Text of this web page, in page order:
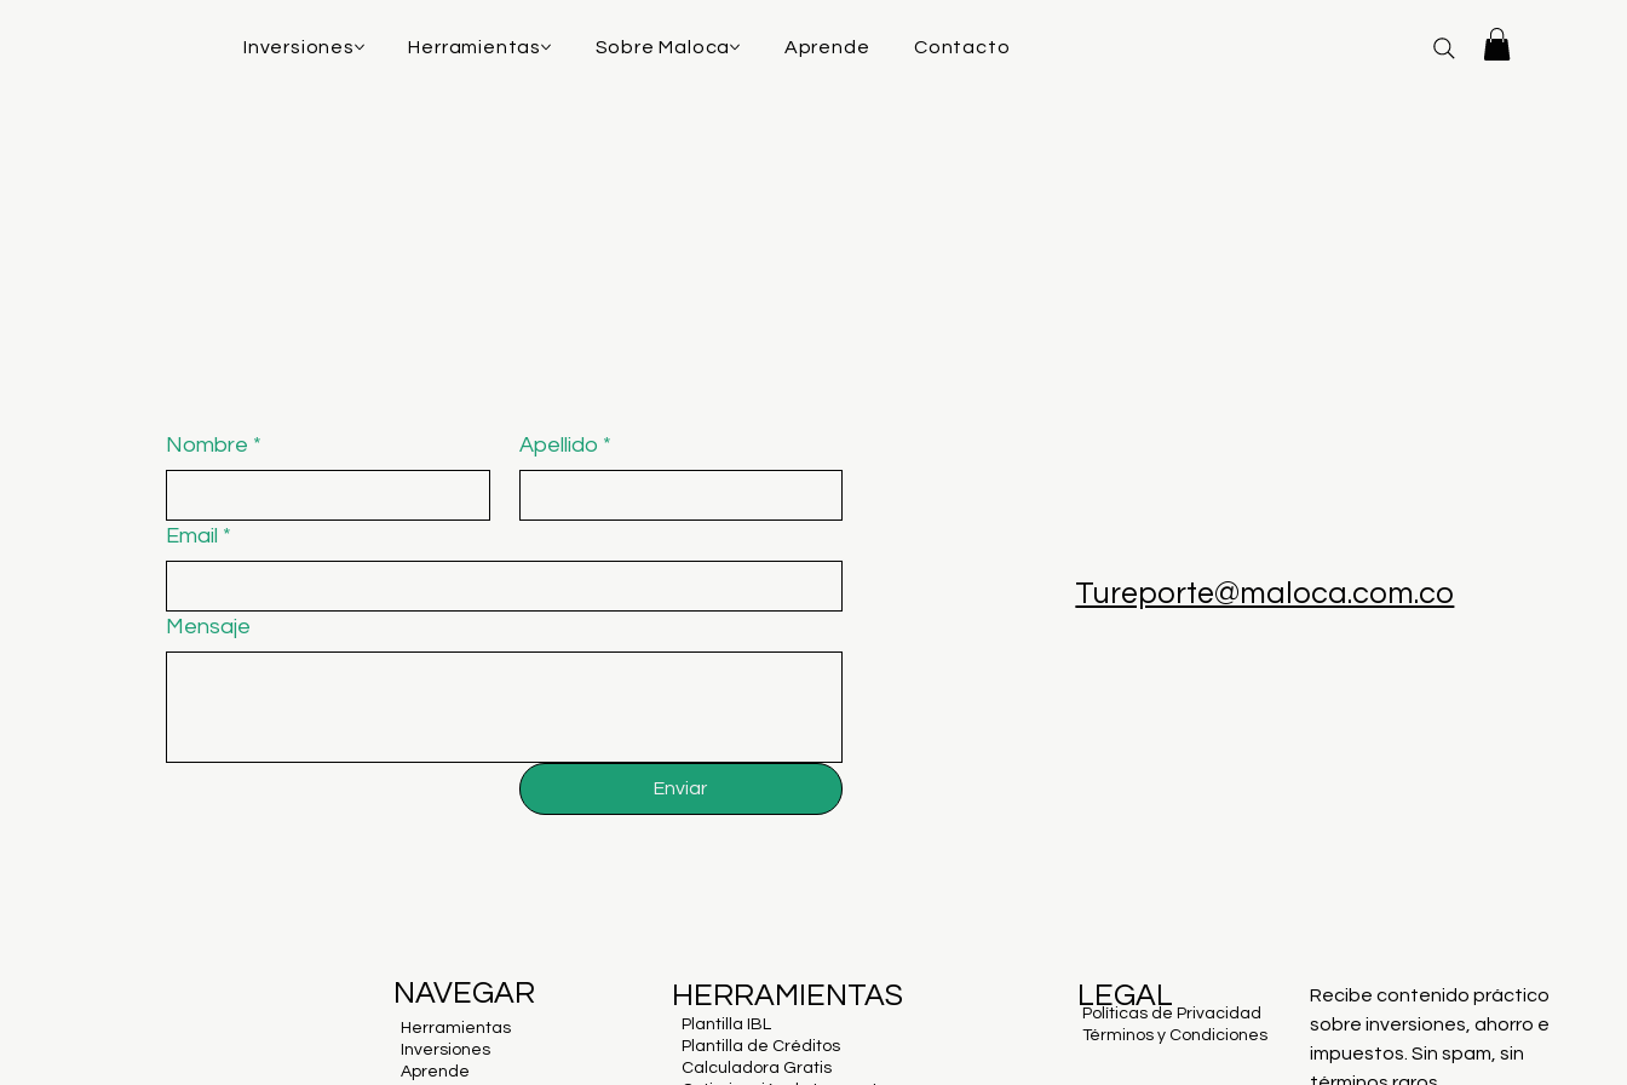
Inversiones Herramientas Sobre Maloca Aprende Contacto
Nombre * Apellido *
Email *
Mensaje
Enviar
Tureporte@maloca.com.co
Herramientas
Inversiones
Aprende
NAVEGAR
Plantilla IBL
Plantilla de Créditos
Calculadora Gratis
HERRAMIENTAS
Políticas de Privacidad
Términos y Condiciones
LEGAL
Recibe contenido práctico
sobre inversiones, ahorro e
impuestos. Sin spam, sin